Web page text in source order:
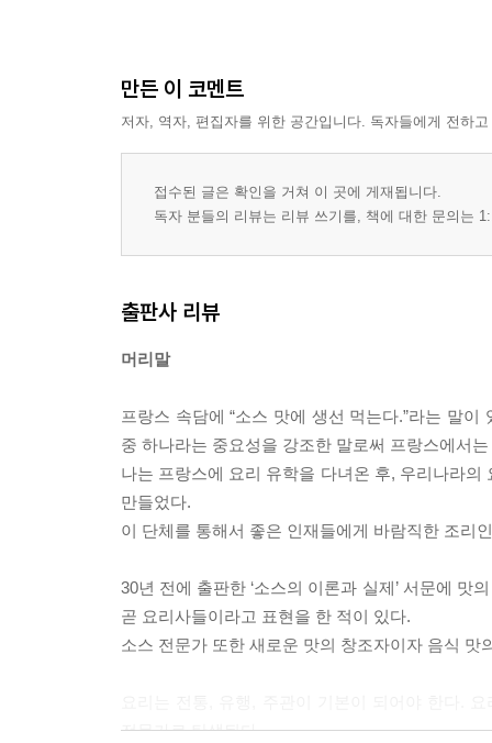
5. 파생 버터 소스 … 174
6. 버터 소스에 얽힌 이야기 … 180
4. 클래식 바닐라 소스 … 190
5. 바닐라 소스에 얽힌 이야기 … 192
부록 … 198
MOCA와 함께하는 Master Chef 과정 - 양식 소스
저자 소개 … 262
만든 이 코멘트
저자, 역자, 편집자를 위한 공간입니다. 독자들에게 전하
접수된 글은 확인을 거쳐 이 곳에 게재됩니다.
독자 분들의 리뷰는 리뷰 쓰기를, 책에 대한 문의는
출판사 리뷰
머리말
프랑스 속담에 “소스 맛에 생선 먹는다.”라는 말
중 하나라는 중요성을 강조한 말로써 프랑스에서
나는 프랑스에 요리 유학을 다녀온 후, 우리나라
만들었다.
이 단체를 통해서 좋은 인재들에게 바람직한 조리
30년 전에 출판한 ‘소스의 이론과 실제’ 서문에
곧 요리사들이라고 표현을 한 적이 있다.
소스 전문가 또한 새로운 맛의 창조자이자 음식 맛
전문가로 탄생된다.